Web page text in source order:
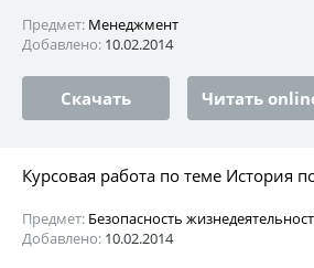
Предмет: Менеджмент
Добавлено: 10.02.2014
Скачать Читать
Курсовая работа по теме История
Предмет: Безопасность
Добавлено: 10.02.2014